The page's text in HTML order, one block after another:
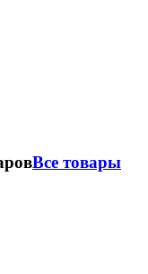
Все товары